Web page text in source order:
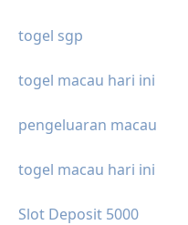
togel sgp
togel macau hari ini
pengeluaran macau
togel macau hari ini
Slot Deposit 5000